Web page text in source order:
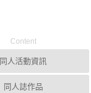
Content
同人活動資訊
同人誌作品